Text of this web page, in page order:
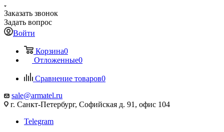
Заказать звонок
Задать вопрос
Войти
Корзина0
Отложенные0
Сравнение товаров0
sale@armatel.ru
г. Санкт-Петербург, Софийская д. 91, офис 104
Telegram